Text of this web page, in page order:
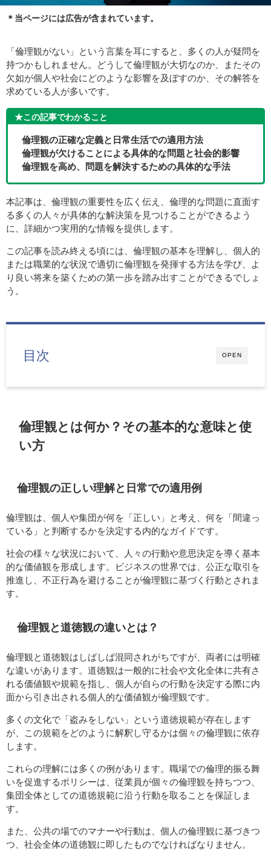
＊当ページには広告が含まれています。
「倫理観がない」という言葉を耳にすると、多くの人が疑問を
持つかもしれません。どうして倫理観が大切なのか、またその
欠如が個人や社会にどのような影響を及ぼすのか、その解答を
求めている人が多いです。
★この記事でわかること
倫理観の正確な定義と日常生活での適用方法
倫理観が欠けることによる具体的な問題と社会的影響
倫理観を高め、問題を解決するための具体的な手法
本記事は、倫理観の重要性を広く伝え、倫理的な問題に直面す
る多くの人々が具体的な解決策を見つけることができるよう
に、詳細かつ実用的な情報を提供します。
この記事を読み終える頃には、倫理観の基本を理解し、個人的
または職業的な状況で適切に倫理観を発揮する方法を学び、よ
り良い将来を築くための第一歩を踏み出すことができるでしょ
う。
OPEN
目次
倫理観とは何か？その基本的な意味と使
い方
倫理観の正しい理解と日常での適用例
倫理観は、個人や集団が何を「正しい」と考え、何を「間違っ
ている」と判断するかを決定する内的なガイドです。
社会の様々な状況において、人々の行動や意思決定を導く基本
的な価値観を形成します。ビジネスの世界では、公正な取引を
推進し、不正行為を避けることが倫理観に基づく行動とされま
す。
倫理観と道徳観の違いとは？
倫理観と道徳観はしばしば混同されがちですが、両者には明確
な違いがあります。道徳観は一般的に社会や文化全体に共有さ
れる価値観や規範を指し、個人が自らの行動を決定する際に内
面から引き出される個人的な価値観が倫理観です。
多くの文化で「盗みをしない」という道徳規範が存在します
が、この規範をどのように解釈し守るかは個々の倫理観に依存
します。
これらの理解には多くの例があります。職場での倫理的振る舞
いを促進するポリシーは、従業員が個々の倫理観を持ちつつ、
集団全体としての道徳規範に沿う行動を取ることを保証しま
す。
また、公共の場でのマナーや行動は、個人の倫理観に基づきつ
つ、社会全体の道徳観に即したものでなければなりません。